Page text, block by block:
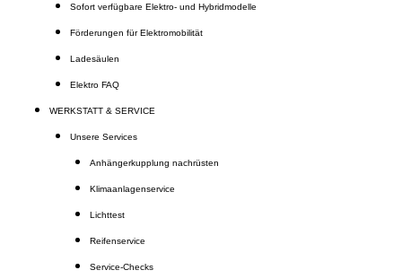
Sofort verfügbare Elektro- und Hybridmodelle
Förderungen für Elektromobilität
Ladesäulen
Elektro FAQ
WERKSTATT & SERVICE
Unsere Services
Anhängerkupplung nachrüsten
Klimaanlagenservice
Lichttest
Reifenservice
Service-Checks